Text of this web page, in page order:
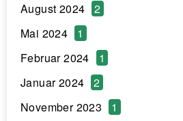
August 2024
2
Mai 2024
1
Februar 2024
1
Januar 2024
2
November 2023
1